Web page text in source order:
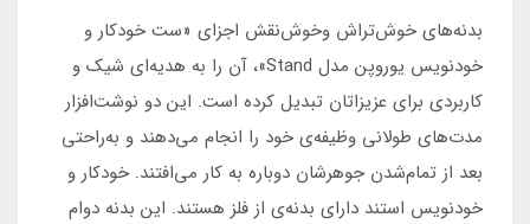
بدنه‌های خوش‌تراش وخوش‌نقش اجزای «ست خودکار و
خودنویس یوروپن مدل Stand»، آن را به هدیه‌ای شیک و
کاربردی برای عزیزاتان تبدیل کرده‌ است. این دو نوشت‌افزار
مدت‌های طولانی وظیفه‌ی خود را انجام می‌دهند و به‌راحتی
بعد از تمام‌شدن جوهرشان دوباره به کار می‌افتند. خودکار و
خودنویس استند دارای بدنه‌ی از فلز هستند. این بدنه دوام